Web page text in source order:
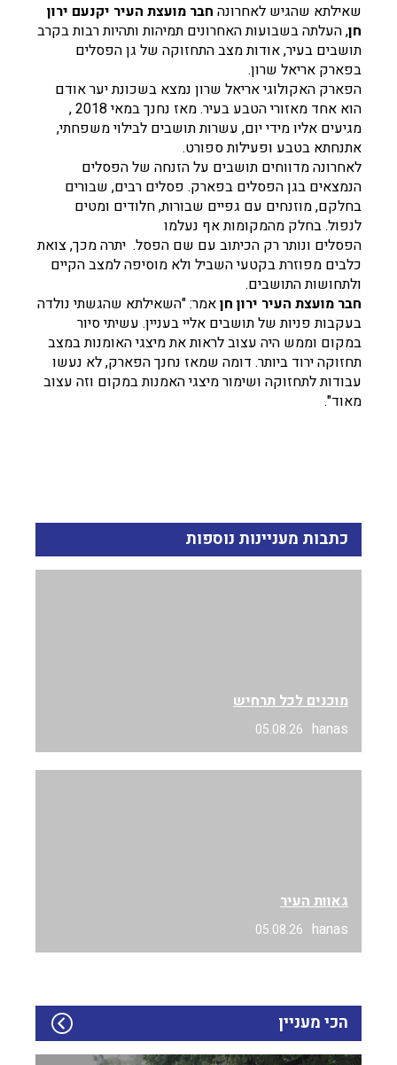
שאילתא שהגיש לאחרונה חבר מועצת העיר יקנעם ירון
חן, העלתה בשבועות האחרונים תמיהות ותהיות רבות בקרב
תושבים בעיר, אודות מצב התחזוקה של גן הפסלים
בפארק אריאל שרון.
הפארק האקולוגי אריאל שרון נמצא בשכונת יער אודם
הוא אחד מאזורי הטבע בעיר. מאז נחנך במאי 2018 ,
מגיעים אליו מידי יום, עשרות תושבים לבילוי משפחתי,
אתנחתא בטבע ופעילות ספורט.
לאחרונה מדווחים תושבים על הזנחה של הפסלים
הנמצאים בגן הפסלים בפארק. פסלים רבים, שבורים
בחלקם, מוזנחים עם גפיים שבורות, חלודים ומטים
לנפול. בחלק מהמקומות אף נעלמו
הפסלים ונותר רק הכיתוב עם שם הפסל. יתרה מכך, צואת
כלבים מפוזרת בקטעי השביל ולא מוסיפה למצב הקיים
ולתחושות התושבים.
חבר מועצת העיר ירון חןאמר: "השאילתא שהגשתי נולדה
בעקבות פניות של תושבים אליי בעניין. עשיתי סיור
במקום וממש היה עצוב לראות את מיצגי האומנות במצב
תחזוקה ירוד ביותר. דומה שמאז נחנך הפארק, לא נעשו
עבודות לתחזוקה ושימור מיצגי האמנות במקום וזה עצוב
מאוד".
כתבות מעניינות נוספות
מוכנים לכל תרחיש
hanas
05.08.26
גאוות העיר
hanas
05.08.26
הכי מעניין